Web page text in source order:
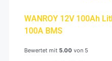
WANROY 12V 100Ah
100A BMS
Bewertet mit 5.00 von 5